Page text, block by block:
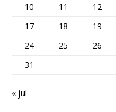
10
11 12
17
18 19
24
25 26
31
« jul